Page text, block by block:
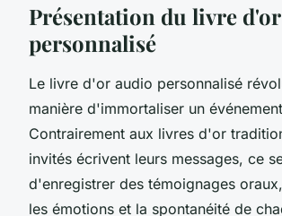
Présentation du livre
personnalisé
Le livre d'or audio personnalisé
manière d'immortaliser un
Contrairement aux livres d'or
invités écrivent leurs messages, ce
d'enregistrer des témoignages
les émotions et la spontanéité de